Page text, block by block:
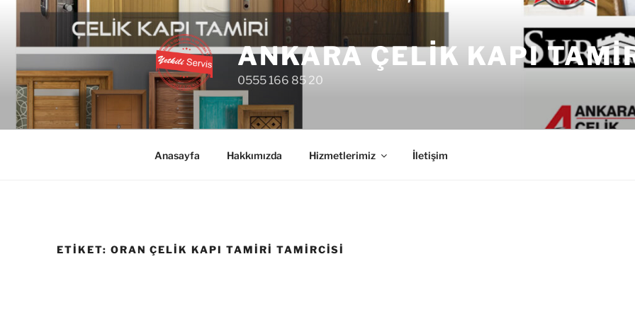
ANKARA ÇELIK KAPI
0555 166 85 20
Anasayfa Hakkımızda Hizmetlerimiz İletişim
ETIKET: ORAN ÇELIK KAPI TAMIRI TAMIRCISI